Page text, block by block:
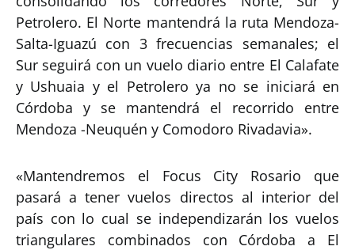
Petrolero. El Norte mantendrá la ruta Mendoza-
Salta-Iguazú con 3 frecuencias semanales; el
Sur seguirá con un vuelo diario entre El Calafate
y Ushuaia y el Petrolero ya no se iniciará en
Córdoba y se mantendrá el recorrido entre
Mendoza -Neuquén y Comodoro Rivadavia».
«Mantendremos el Focus City Rosario que
pasará a tener vuelos directos al interior del
país con lo cual se independizarán los vuelos
triangulares combinados con Córdoba a El